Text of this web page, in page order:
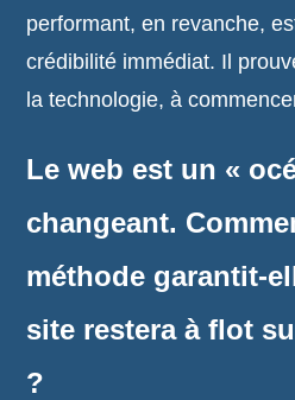
performant, en revanche,
crédibilité immédiat. Il
la technologie, à
Le web est un «
changeant.
méthode garantit-
site restera à flot
?